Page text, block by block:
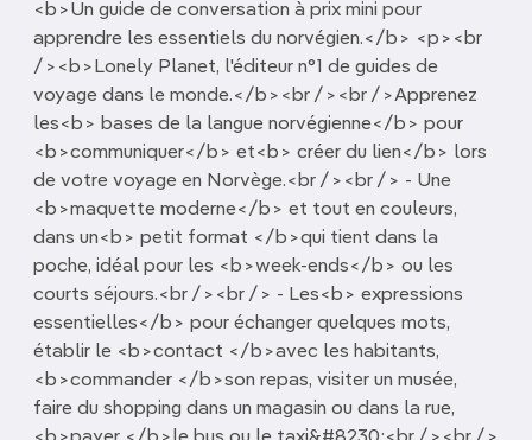
<b>Un guide de conversation à prix mini pour
apprendre les essentiels du norvégien.</b> <p><br
/><b>Lonely Planet, l'éditeur n°1 de guides de
voyage dans le monde.</b><br /><br />Apprenez
les<b> bases de la langue norvégienne</b> pour
<b>communiquer</b> et<b> créer du lien</b> lors
de votre voyage en Norvège.<br /><br /> - Une
<b>maquette moderne</b> et tout en couleurs,
dans un<b> petit format </b>qui tient dans la
poche, idéal pour les <b>week-ends</b> ou les
courts séjours.<br /><br /> - Les<b> expressions
essentielles</b> pour échanger quelques mots,
établir le <b>contact </b>avec les habitants,
<b>commander </b>son repas, visiter un musée,
faire du shopping dans un magasin ou dans la rue,